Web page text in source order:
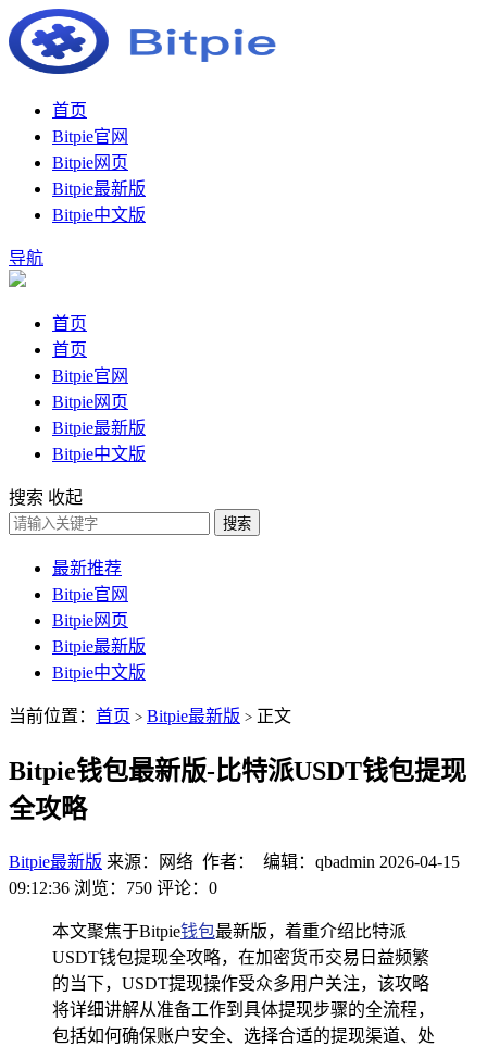
首页
Bitpie官网
Bitpie网页
Bitpie最新版
Bitpie中文版
导航
首页
首页
Bitpie官网
Bitpie网页
Bitpie最新版
Bitpie中文版
搜索 收起
搜索
最新推荐
Bitpie官网
Bitpie网页
Bitpie最新版
Bitpie中文版
当前位置： 首页 > Bitpie最新版 > 正文
Bitpie钱包最新版-比特派USDT钱包提现
全攻略
Bitpie最新版 来源：网络 作者： 编辑：qbadmin 2026-04-15
09:12:36 浏览：750 评论：0
本文聚焦于Bitpie钱包最新版，着重介绍比特派
USDT钱包提现全攻略，在加密货币交易日益频繁
的当下，USDT提现操作受众多用户关注，该攻略
将详细讲解从准备工作到具体提现步骤的全流程，
包括如何确保账户安全、选择合适的提现渠道、处